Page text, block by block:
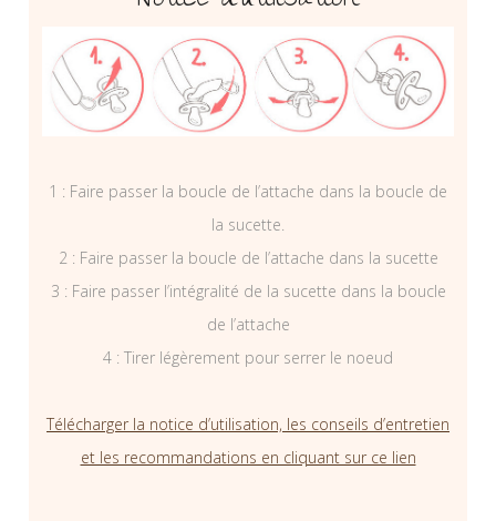
1 : Faire passer la boucle de l’attache dans la boucle de
la sucette.
2 : Faire passer la boucle de l’attache dans la sucette
3 : Faire passer l’intégralité de la sucette dans la boucle
de l’attache
4 : Tirer légèrement pour serrer le noeud
Télécharger la notice d’utilisation, les conseils d’entretien
et les recommandations en cliquant sur ce lien